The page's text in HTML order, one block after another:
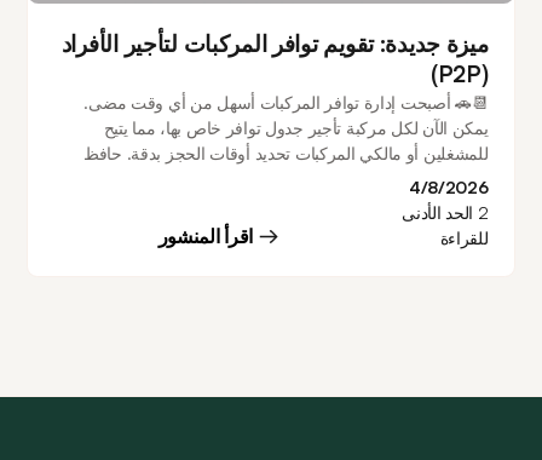
ميزة جديدة: تقويم توافر المركبات لتأجير الأفراد
(P2P)
📆🚗 أصبحت إدارة توافر المركبات أسهل من أي وقت مضى.
يمكن الآن لكل مركبة تأجير جدول توافر خاص بها، مما يتيح
للمشغلين أو مالكي المركبات تحديد أوقات الحجز بدقة. حافظ
على توافر المركبات على مدار الساعة طوال أيام الأسبوع، وأنشئ
جداول أسبوعية متكررة، وقم بتهيئة فترات عدم توافر متعددة،
وأجرِ تغييرات لمرة واحدة مباشرة من التقويم - كل ذلك مع منع
التعارض مع الحجوزات الحالية.
4/8/2026
2 الحد الأدنى
للقراءة
اقرأ المنشور